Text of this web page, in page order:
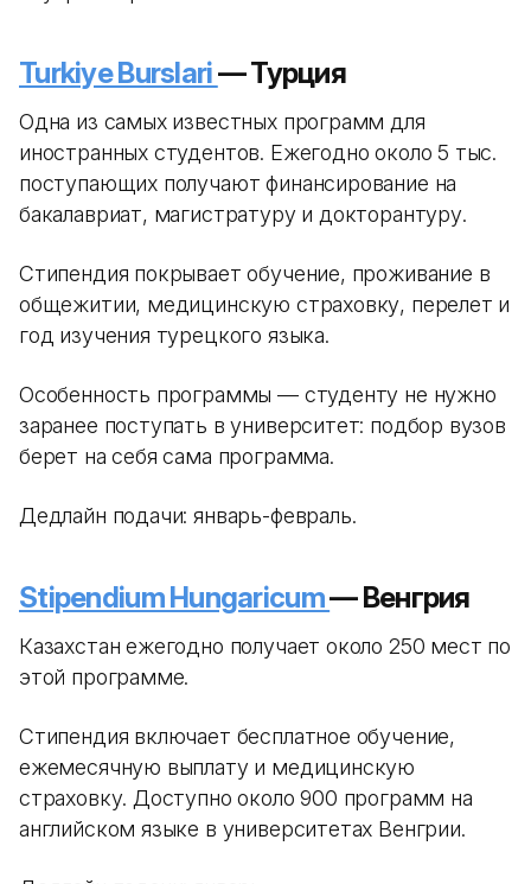
Turkiye Burslari— Турция
Одна из самых известных программ для
иностранных студентов. Ежегодно около 5 тыс.
поступающих получают финансирование на
бакалавриат, магистратуру и докторантуру.
Стипендия покрывает обучение, проживание в
общежитии, медицинскую страховку, перелет и
год изучения турецкого языка.
Особенность программы — студенту не нужно
заранее поступать в университет: подбор вузов
берет на себя сама программа.
Дедлайн подачи: январь-февраль.
Stipendium Hungaricum— Венгрия
Казахстан ежегодно получает около 250 мест по
этой программе.
Стипендия включает бесплатное обучение,
ежемесячную выплату и медицинскую
страховку. Доступно около 900 программ на
английском языке в университетах Венгрии.